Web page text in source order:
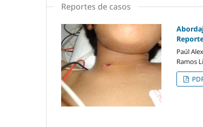
Reportes de casos
Paúl
Ramos